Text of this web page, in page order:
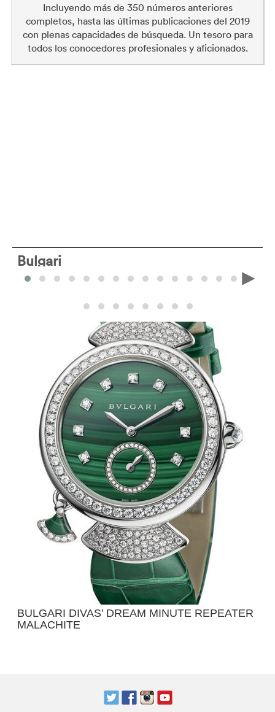
Incluyendo más de 350 números anteriores
completos, hasta las últimas publicaciones del 2019
con plenas capacidades de búsqueda. Un tesoro para
todos los conocedores profesionales y aficionados.
Bulgari
BULGARI DIVAS’ DREAM MINUTE REPEATER
MALACHITE